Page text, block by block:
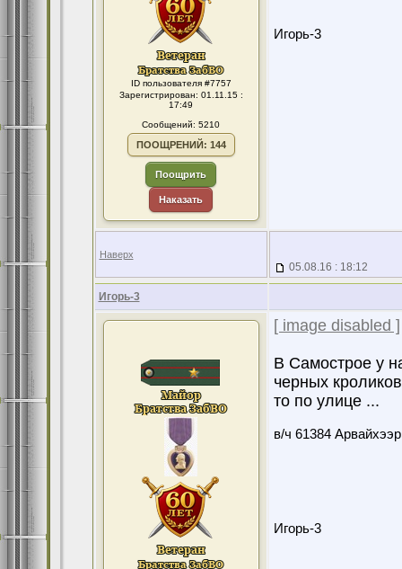
ID пользователя #7757
Зарегистрирован: 01.11.15 :
17:49
Сообщений: 5210
ПООЩРЕНИЙ: 144
Поощрить
Наказать
Игорь-3
Наверх
05.08.16 : 18:12
Игорь-3
[ image disabled ]
В Самострое у
черных
то по улице ...
в/ч 61384
Игорь-3